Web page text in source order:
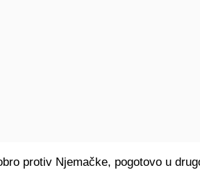
protiv Njemačke, pogotovo u